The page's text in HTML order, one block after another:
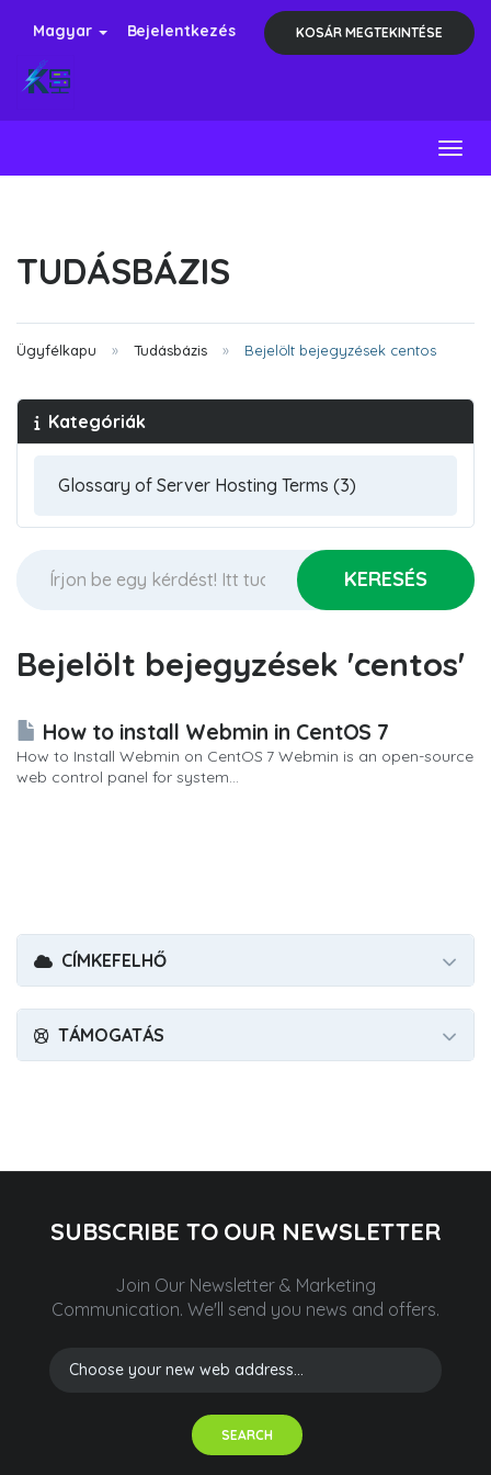
Magyar Bejelentkezés KOSÁR MEGTEKINTÉSE
TUDÁSBÁZIS
Ügyfélkapu Tudásbázis Bejelölt bejegyzések centos
Kategóriák
Bejelölt bejegyzések 'centos'
How to install Webmin in CentOS 7
How to Install Webmin on CentOS 7 Webmin is an open-source
web control panel for system...
CÍMKEFELHŐ
TÁMOGATÁS
SUBSCRIBE TO OUR NEWSLETTER
Join Our Newsletter & Marketing
Communication. We'll send you news and offers.
SEARCH